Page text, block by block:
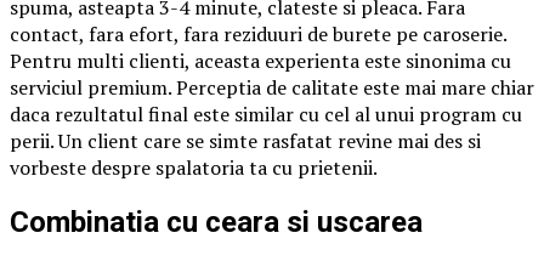
spuma, asteapta 3-4 minute, clateste si pleaca. Fara
contact, fara efort, fara reziduuri de burete pe caroserie.
Pentru multi clienti, aceasta experienta este sinonima cu
serviciul premium. Perceptia de calitate este mai mare chiar
daca rezultatul final este similar cu cel al unui program cu
perii. Un client care se simte rasfatat revine mai des si
vorbeste despre spalatoria ta cu prietenii.
Combinatia cu ceara si uscarea